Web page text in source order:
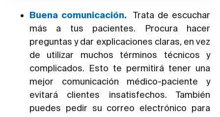
Buena comunicación.
Trata de escuchar
más a tus pacientes. Procura hacer
preguntas y dar explicaciones claras, en vez
de utilizar muchos términos técnicos y
complicados. Esto te permitirá tener una
mejor comunicación médico-paciente y
evitará clientes insatisfechos. También
puedes pedir su correo electrónico para